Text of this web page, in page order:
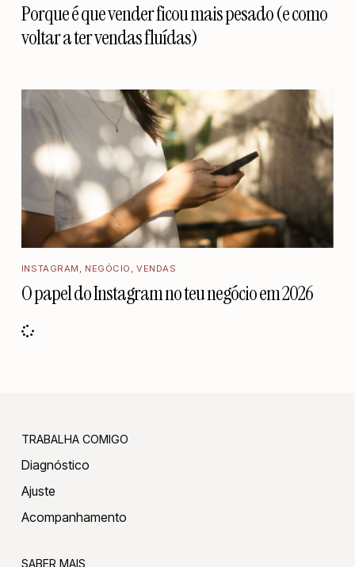
Porque é que vender ficou mais pesado (e como
voltar a ter vendas fluídas)
INSTAGRAM , NEGÓCIO ,VENDAS
O papel do Instagram no teu negócio em 2026
TRABALHA COMIGO
Diagnóstico
Ajuste
Acompanhamento
SABER MAIS